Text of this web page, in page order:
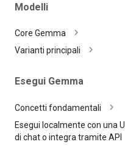
Modelli
Core Gemma
Varianti principali
Esegui Gemma
Concetti fondamentali
Esegui localmente con una UI
di chat o integra tramite API